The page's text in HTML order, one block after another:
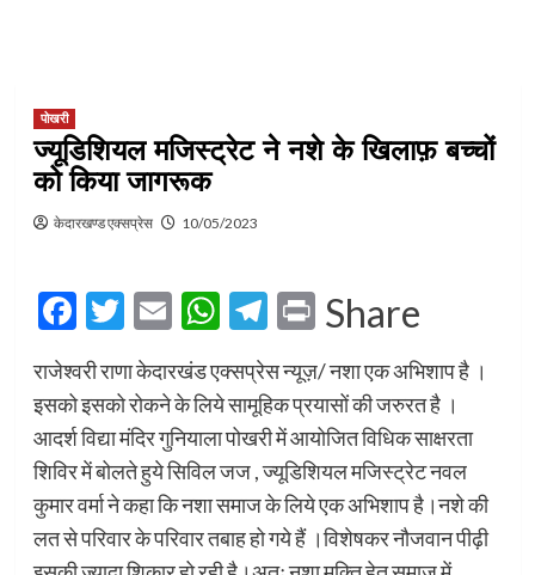
पोखरी
ज्यूडिशियल मजिस्ट्रेट ने नशे के खिलाफ़ बच्चों
को किया जागरूक
केदारखण्ड एक्सप्रेस 10/05/2023
Facebook
Twitter
EmailWhatsApp
Telegram
Print
Share
राजेश्वरी राणा केदारखंड एक्सप्रेस न्यूज़/ नशा एक अभिशाप है ।
इसको इसको रोकने के लिये सामूहिक प्रयासों की जरुरत है ।
आदर्श विद्या मंदिर गुनियाला पोखरी में आयोजित विधिक साक्षरता
शिविर में बोलते हुये सिविल जज , ज्यूडिशियल मजिस्ट्रेट नवल
कुमार वर्मा ने कहा कि नशा समाज के लिये एक अभिशाप है।नशे की
लत से परिवार के परिवार तबाह हो गये हैं ।विशेषकर नौजवान पीढ़ी